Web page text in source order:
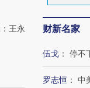
王永 财新名家
伍戈 ： 停不
罗志恒 ： 中